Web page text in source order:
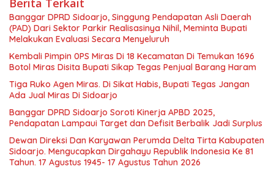
Banggar DPRD Sidoarjo, Singgung Pendapatan Asli Daerah
(PAD) Dari Sektor Parkir Realisasinya Nihil, Meminta Bupati
Melakukan Evaluasi Secara Menyeluruh
Kembali Pimpin 0PS Miras Di 18 Kecamatan Di Temukan 1696
Botol Miras Disita Bupati Sikap Tegas Penjual Barang Haram
Tiga Ruko Agen Miras. Di Sikat Habis, Bupati Tegas Jangan
Ada Jual Miras Di Sidoarjo
Banggar DPRD Sidoarjo Soroti Kinerja APBD 2025,
Pendapatan Lampaui Target dan Defisit Berbalik Jadi Surplus
Dewan Direksi Dan Karyawan Perumda Delta Tirta Kabupaten
Sidoarjo. Mengucapkan Dirgahayu Republik Indonesia Ke 81
Tahun. 17 Agustus 1945- 17 Agustus Tahun 2026